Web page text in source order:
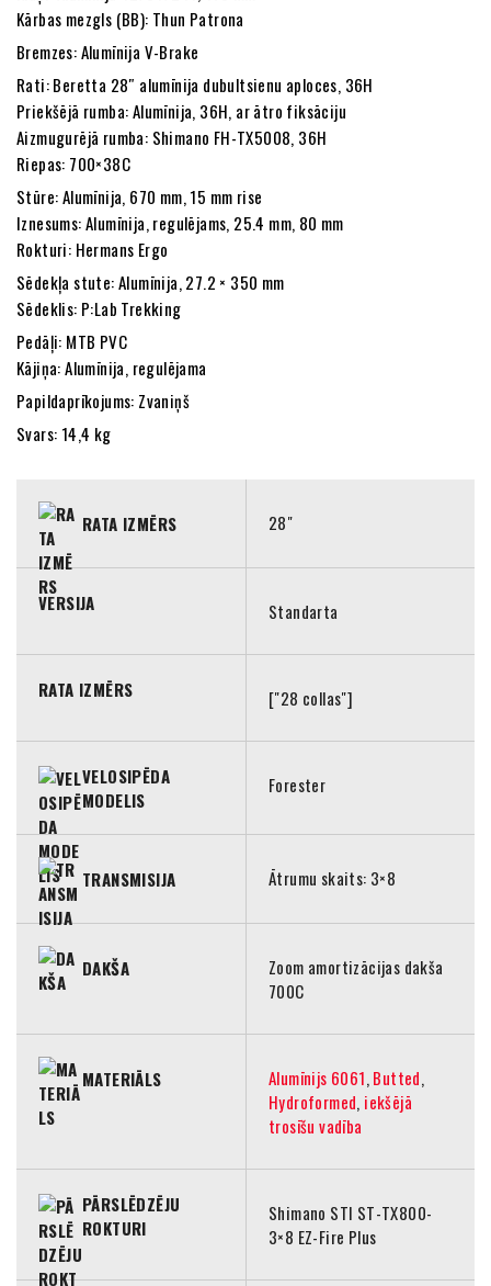
Kārbas mezgls (BB): Thun Patrona
Bremzes: Alumīnija V-Brake
Rati: Beretta 28″ alumīnija dubultsienu aploces, 36H
Priekšējā rumba: Alumīnija, 36H, ar ātro fiksāciju
Aizmugurējā rumba: Shimano FH-TX5008, 36H
Riepas: 700×38C
Stūre: Alumīnija, 670 mm, 15 mm rise
Iznesums: Alumīnija, regulējams, 25.4 mm, 80 mm
Rokturi: Hermans Ergo
Sēdekļa stute: Alumīnija, 27.2 × 350 mm
Sēdeklis: P:Lab Trekking
Pedāļi: MTB PVC
Kājiņa: Alumīnija, regulējama
Papildaprīkojums: Zvaniņš
Svars: 14,4 kg
RATA IZMĒRS 28"
VERSIJA Standarta
RATA IZMĒRS ["28 collas"]
VELOSIPĒDA
MODELIS
Forester
TRANSMISIJA Ātrumu skaits: 3×8
DAKŠA
Zoom amortizācijas dakša
700C
MATERIĀLS Alumīnijs 6061,Butted,
Hydroformed, iekšējā
trosīšu vadība
PĀRSLĒDZĒJU
ROKTURI
Shimano STI ST-TX800-
3×8 EZ-Fire Plus